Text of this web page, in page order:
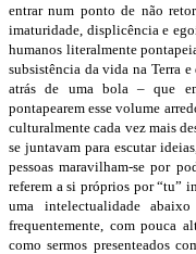
entrar num ponto de não
imaturidade, displicência e
humanos literalmente
subsistência da vida na Terra
atrás de uma bola – que
pontapearem esse volume
culturalmente cada vez mais
se juntavam para escutar
pessoas maravilham-se por
referem a si próprios por “tu”
uma intelectualidade
frequentemente, com pouca
como sermos presenteados